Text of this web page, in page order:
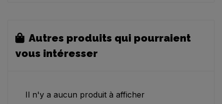
Autres produits qui pourraient
vous intéresser
Il n'y a aucun produit à afficher